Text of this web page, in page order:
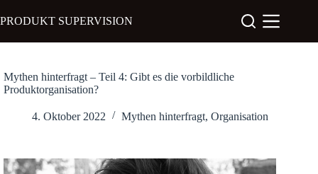
Inhalt
PRODUKT SUPERVISION
Mythen hinterfragt – Teil 4: Gibt es die vorbildliche
Produktorganisation?
4. Oktober 2022 Mythen hinterfragt, Organisation